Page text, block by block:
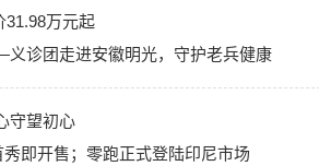
31.98万元起
诊团走进安徽明光，守护老兵健康
守望初心
即开售；零跑正式登陆印尼市场